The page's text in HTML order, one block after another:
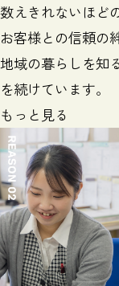
数えきれないほど
お客様との信頼の
地域の暮らしを知
を続けています。
もっと見る